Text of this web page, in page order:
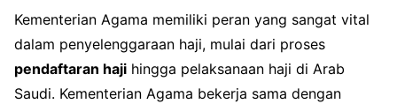
Kementerian Agama memiliki peran yang sangat vital
dalam penyelenggaraan haji, mulai dari proses
pendaftaran haji hingga pelaksanaan haji di Arab
Saudi. Kementerian Agama bekerja sama dengan